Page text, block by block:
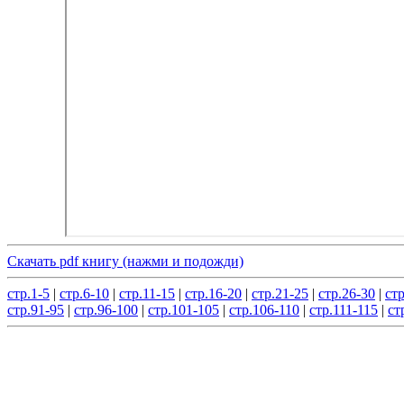
Скачать pdf книгу (нажми и подожди)
стр.1-5 | стр.6-10 | стр.11-15 | стр.16-20 | стр.21-25 | стр.26-30 |
стр.91-95 | стр.96-100 | стр.101-105 | стр.106-110 | стр.111-115 |